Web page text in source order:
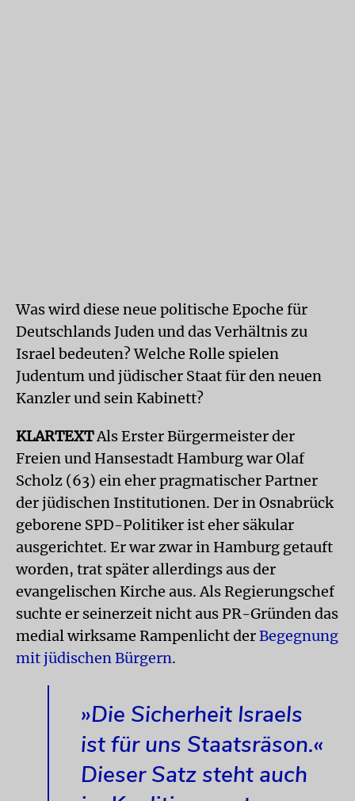
Was wird diese neue politische Epoche für
Deutschlands Juden und das Verhältnis zu
Israel bedeuten? Welche Rolle spielen
Judentum und jüdischer Staat für den neuen
Kanzler und sein Kabinett?
KLARTEXTAls Erster Bürgermeister der
Freien und Hansestadt Hamburg war Olaf
Scholz (63) ein eher pragmatischer Partner
der jüdischen Institutionen. Der in Osnabrück
geborene SPD-Politiker ist eher säkular
ausgerichtet. Er war zwar in Hamburg getauft
worden, trat später allerdings aus der
evangelischen Kirche aus. Als Regierungschef
suchte er seinerzeit nicht aus PR-Gründen das
medial wirksame Rampenlicht derBegegnung
mit jüdischen Bürgern.
»Die Sicherheit Israels
ist für uns Staatsräson.«
Dieser Satz steht auch